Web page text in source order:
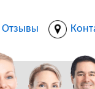
Отзывы